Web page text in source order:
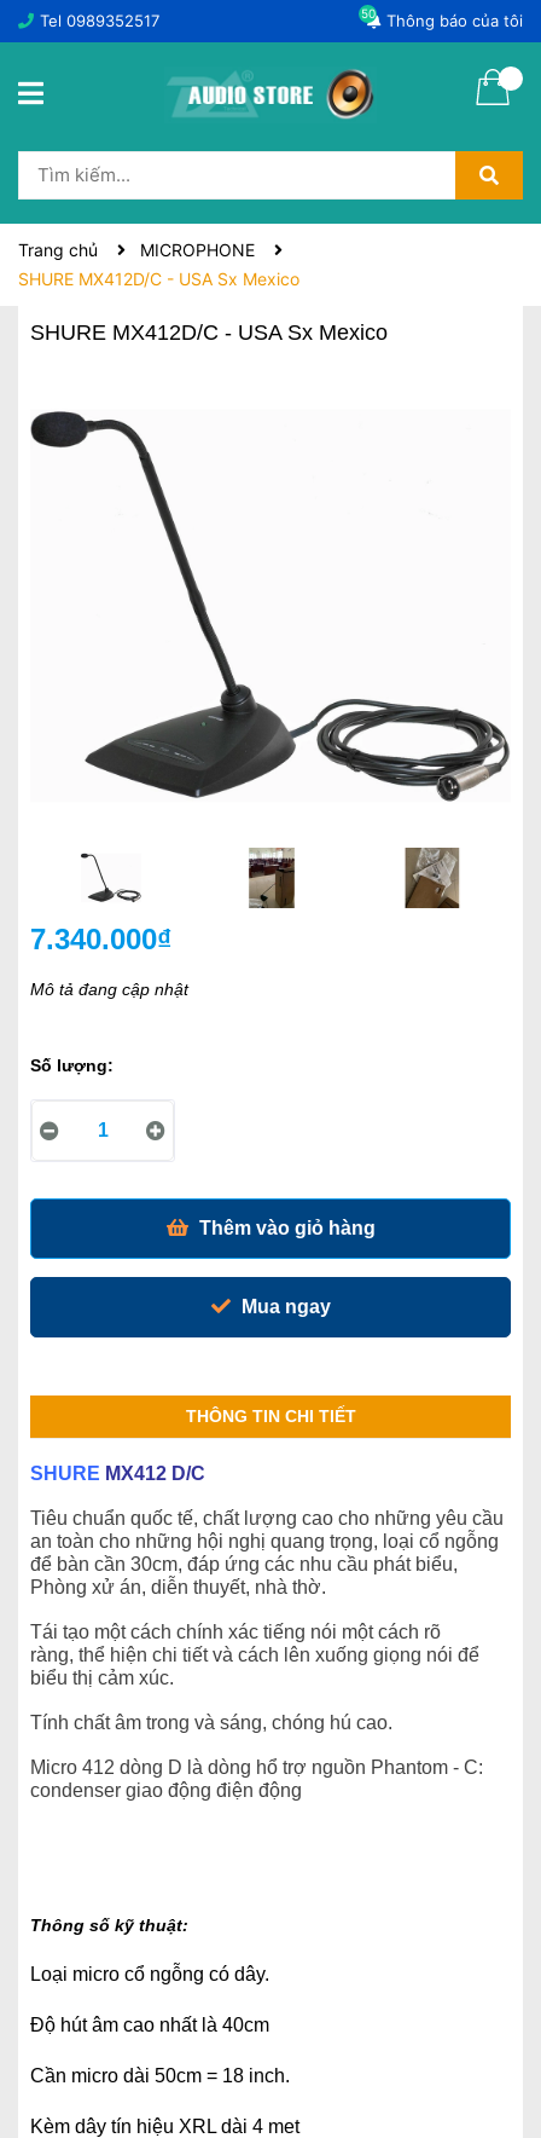
Tel 0989352517 Thông báo của tôi
50
Trang chủ
MICROPHONE
SHURE MX412D/C - USA Sx Mexico
SHURE MX412D/C - USA Sx Mexico
7.340.000₫
Mô tả đang cập nhật
Số lượng:
Thêm vào giỏ hàng
Mua ngay
THÔNG TIN CHI TIẾT
SHURE MX412 D/C
Tiêu chuẩn quốc tế, chất lượng cao cho những yêu cầu
an toàn cho những hội nghị quang trọng, loại cổ ngỗng
để bàn cần 30cm, đáp ứng các nhu cầu phát biểu,
Phòng xử án, diễn thuyết, nhà thờ.
Tái tạo một cách chính xác tiếng nói một cách rõ
ràng, thể hiện chi tiết và cách lên xuống giọng nói để
biểu thị cảm xúc.
Tính chất âm trong và sáng, chóng hú cao.
Micro 412 dòng D là dòng hổ trợ nguồn Phantom - C:
condenser giao động điện động
Thông số kỹ thuật:
Loại micro cổ ngỗng có dây.
Độ hút âm cao nhất là 40cm
Cần micro dài 50cm = 18 inch.
Kèm dây tín hiệu XRL dài 4 met